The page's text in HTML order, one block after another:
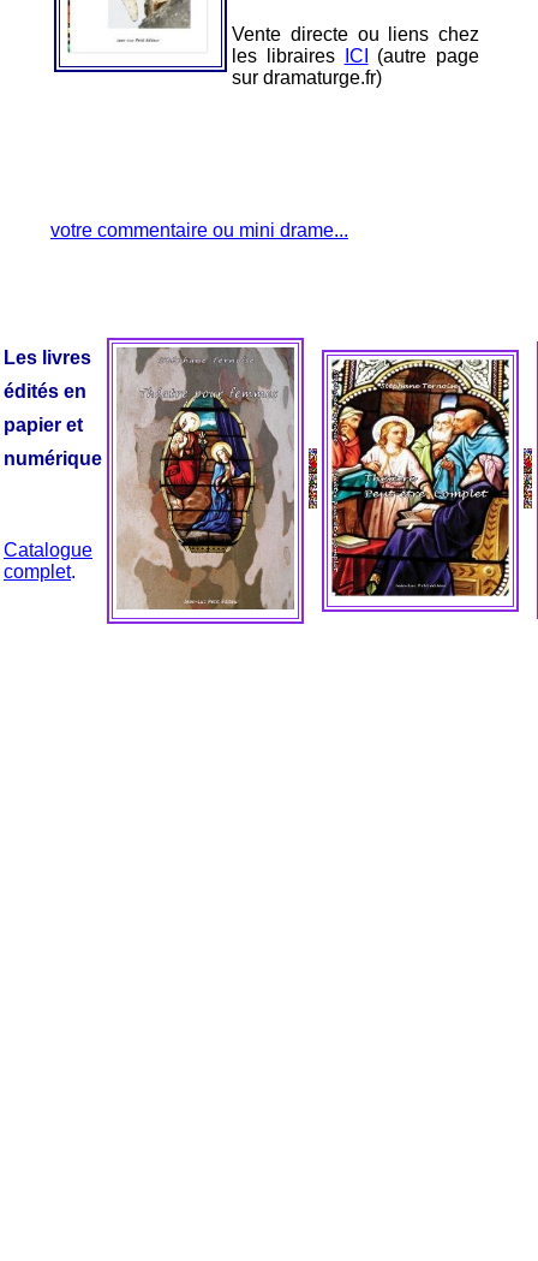
Vente directe ou liens chez
les libraires
ICI
(autre page
sur dramaturge.fr)
votre commentaire ou mini drame...
Les livres
édités en
papier et
numérique
Catalogue
complet.